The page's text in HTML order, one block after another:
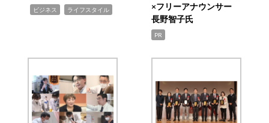
ビジネス ライフスタイル
×フリーアナウンサー
長野智子氏
PR